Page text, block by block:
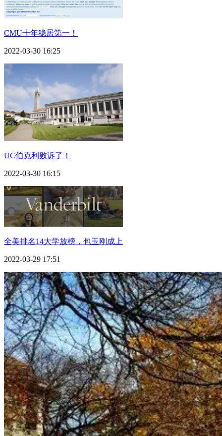
CMU十年稳居第一！
2022-03-30 16:25
UC伯克利败诉了！
2022-03-30 16:15
全美排名14大学放榜，包玉刚成上
2022-03-29 17:51